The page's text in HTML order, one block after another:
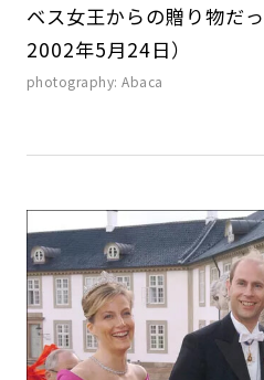
ベス女王からの贈り物だ
2002年5月24日）
photography: Abaca